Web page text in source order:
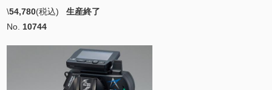
\54,780(税込) 生産終了
No. 10744